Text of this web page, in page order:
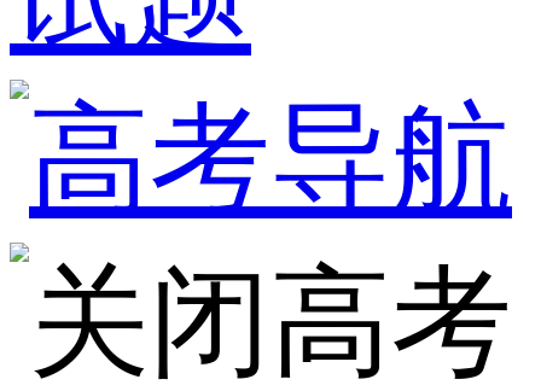
高考